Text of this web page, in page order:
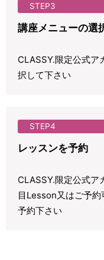
STEP3
講座メニューの選
CLASSY.限定公式ア
択して下さい
STEP4
レッスンを予約
CLASSY.限定公式ア
目Lesson又はご予
予約下さい